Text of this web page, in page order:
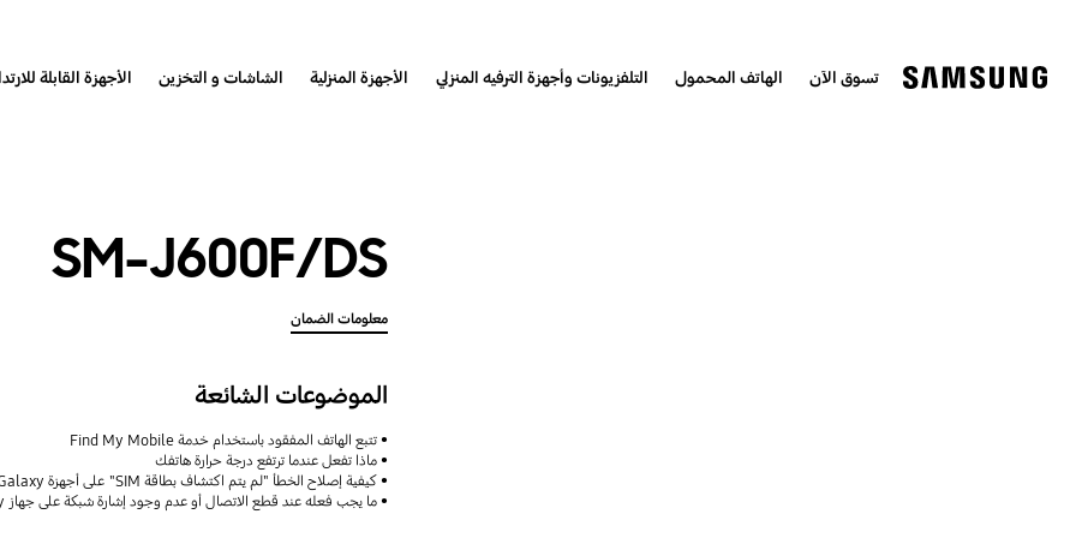
تسوق الآن الهاتف المحمول التلفزيونات وأجهزة الترفيه المنزلي الأجهزة المنزلية الشاشات و التخزين الأجهزة القابلة
SM-J600F/DS
معلومات الضمان
الموضوعات الشائعة
تتبع الهاتف المفقود باستخدام خدمة Find My Mobile
ماذا تفعل عندما ترتفع درجة حرارة هاتفك
كيفية إصلاح الخطأ "لم يتم اكتشاف بطاقة SIM" على أجهزة Samsung Galaxy
ما يجب فعله عند قطع الاتصال أو عدم وجود إشارة شبكة على جهاز Galaxy